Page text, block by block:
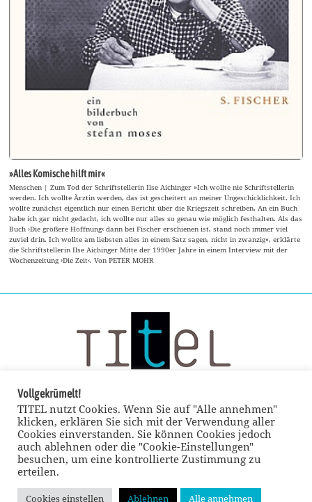
»Alles Komische hilft mir«
Menschen | Zum Tod der Schriftstellerin Ilse Aichinger »Ich wollte nie Schriftstellerin
werden. Ich wollte Ärztin werden, das ist gescheitert an meiner Ungeschicklichkeit. Ich
wollte zunächst eigentlich nur einen Bericht über die Kriegszeit schreiben. An ein Buch
habe ich gar nicht gedacht, ich wollte nur alles so genau wie möglich festhalten. Als das
Buch ›Die größere Hoffnung‹ dann bei Fischer erschienen ist, stand noch immer viel
zuviel drin. Ich wollte am liebsten alles in einem Satz sagen, nicht in zwanzig«, erklärte
die Schriftstellerin Ilse Aichinger Mitte der 1990er Jahre in einem Interview mit der
Wochenzeitung ›Die Zeit‹. Von PETER MOHR
Vollgekrümelt!
TITEL nutzt Cookies. Wenn Sie auf "Alle annehmen"
klicken, erklären Sie sich mit der Verwendung aller
Cookies einverstanden. Sie können Cookies jedoch
auch ablehnen oder die "Cookie-Einstellungen"
besuchen, um eine kontrollierte Zustimmung zu
erteilen.
Cookies einstellen Ablehnen Alle annehmen